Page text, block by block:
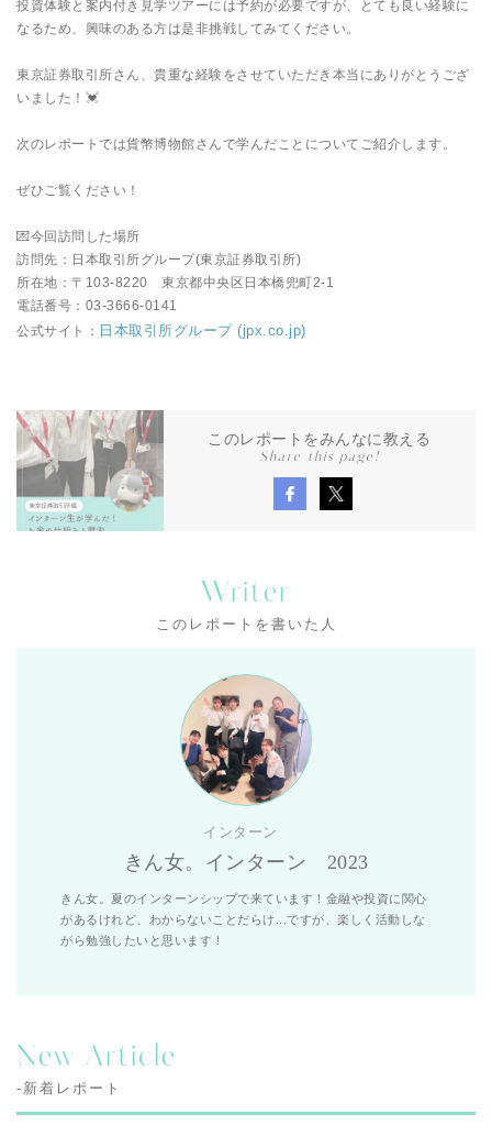
投資体験と案内付き見学ツアーには予約が必要ですが、とても良い経験に
なるため、興味のある方は是非挑戦してみてください。
東京証券取引所さん、貴重な経験をさせていただき本当にありがとうござ
いました！💓
次のレポートでは貨幣博物館さんで学んだことについてご紹介します。
ぜひご覧ください！
💌今回訪問した場所
訪問先：日本取引所グループ(東京証券取引所)
所在地：〒103-8220 東京都中央区日本橋兜町2-1
電話番号：03-3666-0141
公式サイト： 日本取引所グループ (jpx.co.jp)
このレポートをみんなに教える
Share this page!
Writer
このレポートを書いた人
インターン
きん女。インターン 2023
きん女。夏のインターンシップで来ています！金融や投資に関心
があるけれど、わからないことだらけ...ですが、楽しく活動しな
がら勉強したいと思います！
New Article
-新着レポート